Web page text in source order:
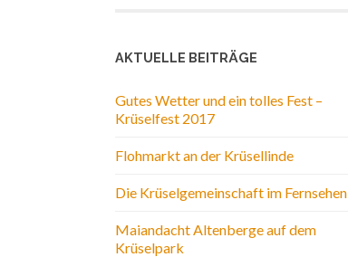
AKTUELLE BEITRÄGE
Gutes Wetter und ein tolles Fest –
Krüselfest 2017
Flohmarkt an der Krüsellinde
Die Krüselgemeinschaft im Fernsehen
Maiandacht Altenberge auf dem
Krüselpark